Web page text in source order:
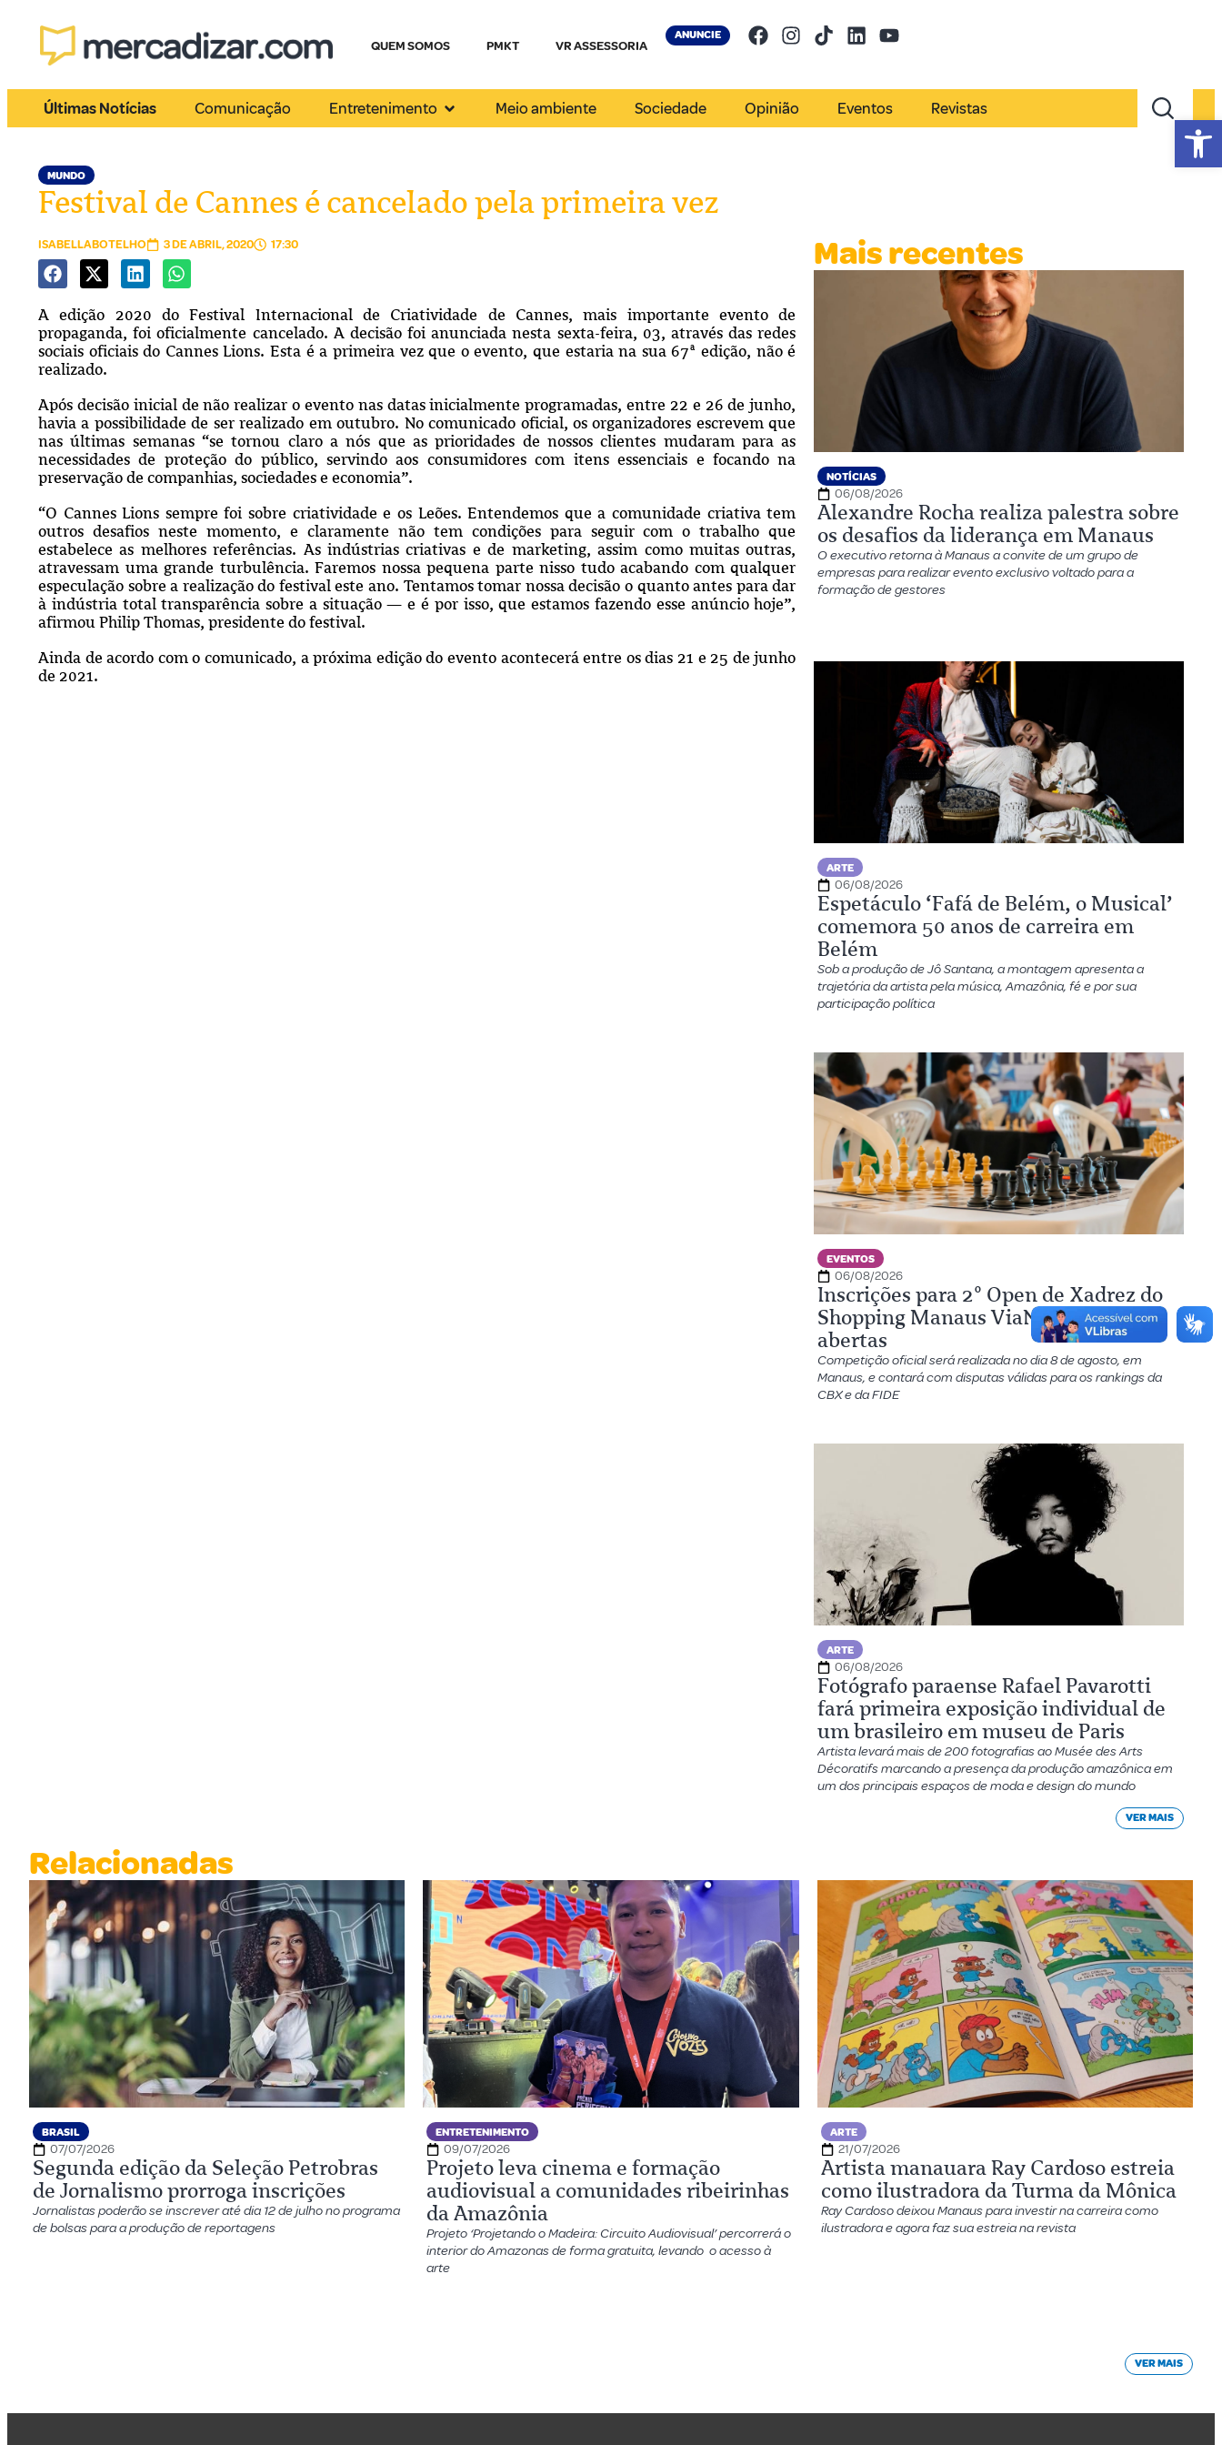
QUEM SOMOS PMKT VR ASSESSORIA
ANUNCIE
Últimas Notícias Comunicação Entretenimento Meio ambiente Sociedade Opinião Eventos Revistas
MUNDO
Festival de Cannes é cancelado pela primeira vez
ISABELLABOTELHO 3 DE ABRIL, 2020 17:30
A edição 2020 do Festival Internacional de Criatividade de Cannes, mais importante evento de
propaganda, foi oficialmente cancelado. A decisão foi anunciada nesta sexta-feira, 03, através das redes
sociais oficiais do Cannes Lions. Esta é a primeira vez que o evento, que estaria na sua 67ª edição, não é
realizado.
Após decisão inicial de não realizar o evento nas datas inicialmente programadas, entre 22 e 26 de junho,
havia a possibilidade de ser realizado em outubro. No comunicado oficial, os organizadores escrevem que
nas últimas semanas “se tornou claro a nós que as prioridades de nossos clientes mudaram para as
necessidades de proteção do público, servindo aos consumidores com itens essenciais e focando na
preservação de companhias, sociedades e economia”.
“O Cannes Lions sempre foi sobre criatividade e os Leões. Entendemos que a comunidade criativa tem
outros desafios neste momento, e claramente não tem condições para seguir com o trabalho que
estabelece as melhores referências. As indústrias criativas e de marketing, assim como muitas outras,
atravessam uma grande turbulência. Faremos nossa pequena parte nisso tudo acabando com qualquer
especulação sobre a realização do festival este ano. Tentamos tomar nossa decisão o quanto antes para dar
à indústria total transparência sobre a situação — e é por isso, que estamos fazendo esse anúncio hoje”,
afirmou Philip Thomas, presidente do festival.
Ainda de acordo com o comunicado, a próxima edição do evento acontecerá entre os dias 21 e 25 de junho
de 2021.
Mais recentes
NOTÍCIAS
06/08/2026
Alexandre Rocha realiza palestra sobre
os desafios da liderança em Manaus
O executivo retorna à Manaus a convite de um grupo de
empresas para realizar evento exclusivo voltado para a
formação de gestores
ARTE
06/08/2026
Espetáculo ‘Fafá de Belém, o Musical’
comemora 50 anos de carreira em
Belém
Sob a produção de Jô Santana, a montagem apresenta a
trajetória da artista pela música, Amazônia, fé e por sua
participação política
EVENTOS
06/08/2026
Inscrições para 2º Open de Xadrez do
Shopping Manaus ViaNorte seguem
abertas
Competição oficial será realizada no dia 8 de agosto, em
Manaus, e contará com disputas válidas para os rankings da
CBX e da FIDE
ARTE
06/08/2026
Fotógrafo paraense Rafael Pavarotti
fará primeira exposição individual de
um brasileiro em museu de Paris
Artista levará mais de 200 fotografias ao Musée des Arts
Décoratifs marcando a presença da produção amazônica em
um dos principais espaços de moda e design do mundo
VER MAIS
Relacionadas
BRASIL
07/07/2026
Segunda edição da Seleção Petrobras
de Jornalismo prorroga inscrições
Jornalistas poderão se inscrever até dia 12 de julho no programa
de bolsas para a produção de reportagens
ENTRETENIMENTO
09/07/2026
Projeto leva cinema e formação
audiovisual a comunidades ribeirinhas
da Amazônia
Projeto ‘Projetando o Madeira: Circuito Audiovisual’ percorrerá o
interior do Amazonas de forma gratuita, levando o acesso à
arte
ARTE
21/07/2026
Artista manauara Ray Cardoso estreia
como ilustradora da Turma da Mônica
Ray Cardoso deixou Manaus para investir na carreira como
ilustradora e agora faz sua estreia na revista
VER MAIS